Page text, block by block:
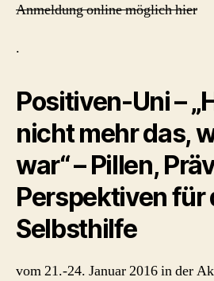
Anmeldung online möglich hier
.
Positiven-Uni –
nicht mehr das,
war“ – Pillen,
Perspektiven für
Selbsthilfe
vom 21.-24. Januar 2016 in der